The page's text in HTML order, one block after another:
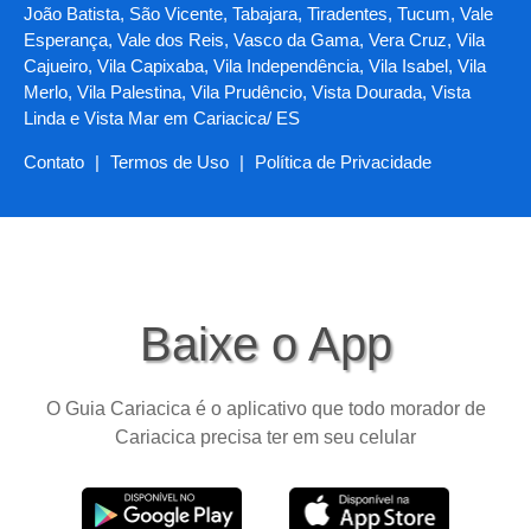
João Batista, São Vicente, Tabajara, Tiradentes, Tucum, Vale
Esperança, Vale dos Reis, Vasco da Gama, Vera Cruz, Vila
Cajueiro, Vila Capixaba, Vila Independência, Vila Isabel, Vila
Merlo, Vila Palestina, Vila Prudêncio, Vista Dourada, Vista
Linda e Vista Mar em Cariacica/ ES
Contato | Termos de Uso | Política de Privacidade
Baixe o App
O Guia Cariacica é o aplicativo que todo morador de
Cariacica precisa ter em seu celular